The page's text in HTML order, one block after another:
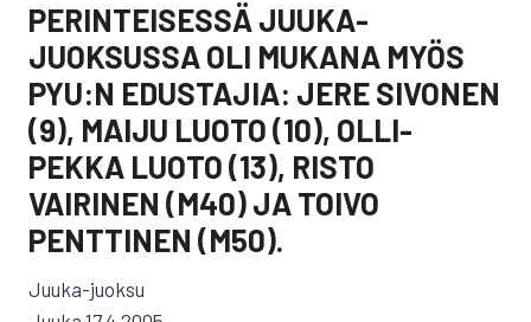
PERINTEISESSÄ JUUKA-
JUOKSUSSA OLI MUKANA MYÖS
PYU:N EDUSTAJIA: JERE SIVONEN
(9), MAIJU LUOTO (10), OLLI-
PEKKA LUOTO (13), RISTO
VAIRINEN (M40) JA TOIVO
PENTTINEN (M50).
Juuka-juoksu